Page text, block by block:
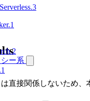
ー系
直接関係しないため、